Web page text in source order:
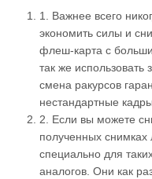
1. Важнее всего
экономить силы и
флеш-карта с
так же
смена ракурсов
нестандартные
2. Если вы можете
полученных
специально для
аналогов. Они как